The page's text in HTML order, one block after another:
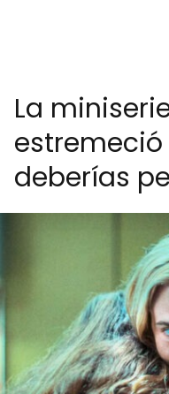
La
deberías